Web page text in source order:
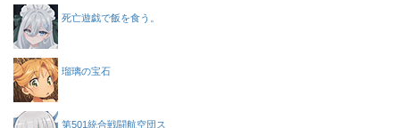
死亡遊戯で飯を食う。
瑠璃の宝石
第501統合戦闘航空団ス